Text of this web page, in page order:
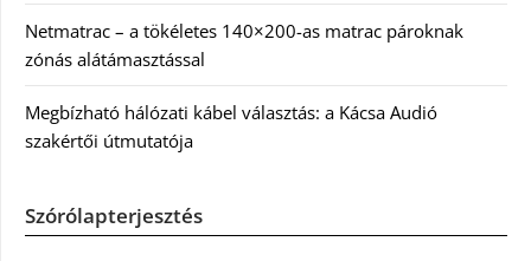
Netmatrac – a tökéletes 140×200-as matrac pároknak
zónás alátámasztással
Megbízható hálózati kábel választás: a Kácsa Audió
szakértői útmutatója
Szórólapterjesztés